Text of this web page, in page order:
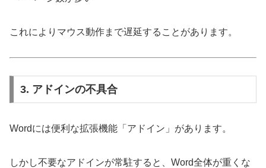
これによりマウス動作まで遅延することがあります。
3. アドインの不具合
Wordには便利な拡張機能「アドイン」があります。
しかし不要なアドインが常駐すると、Word全体が重くな